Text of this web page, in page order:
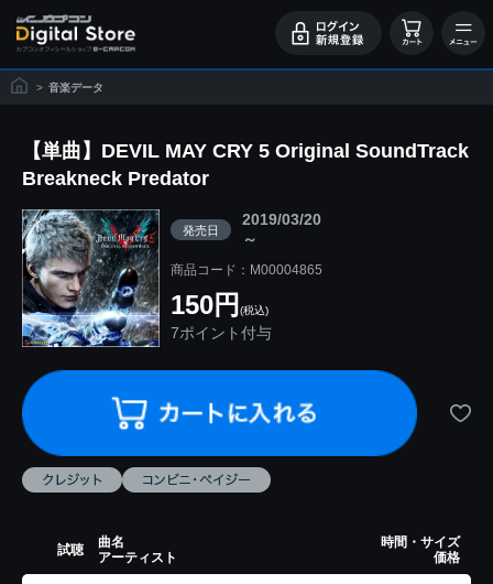
> 音楽データ
【単曲】DEVIL MAY CRY 5 Original SoundTrack
Breakneck Predator
発売日
2019/03/20
～
商品コード：M00004865
150円 (税込)
7ポイント付与
試聴
曲名
アーティスト
時間・サイズ
価格